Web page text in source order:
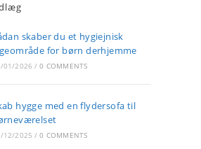
skaber du et hygiejnisk
for børn derhjemme
01/2026 / 0 COMMENTS
hygge med en flydersofa til
12/2025 / 0 COMMENTS